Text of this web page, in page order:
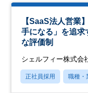
【SaaS法人営業
手になる」を追求
な評価制
シェルフィー株式会
正社員採用 職種・